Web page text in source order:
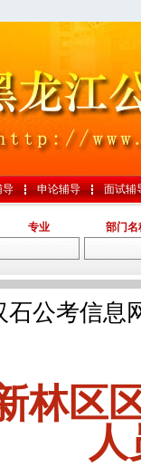
导 申论辅导 面试辅
专业 部门名
石公考信息
林区
人